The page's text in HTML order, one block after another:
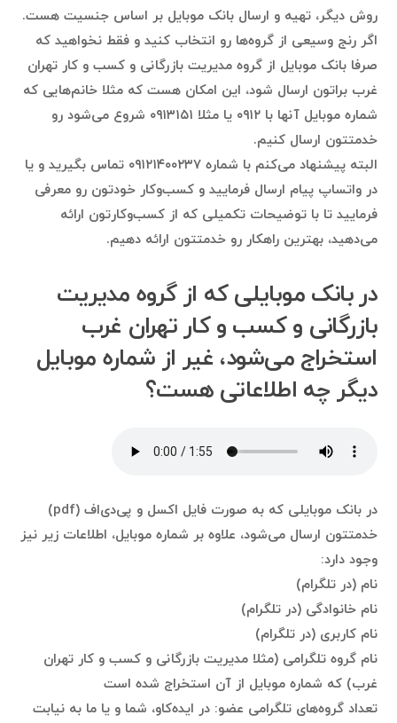
روش دیگر، تهیه و ارسال بانک موبایل بر اساس جنسیت هست.
اگر رنج وسیعی از گروه‌ها رو انتخاب کنید و فقط نخواهید که
صرفا بانک موبایل از گروه مدیریت بازرگانی و کسب و کار تهران
غرب براتون ارسال شود، این امکان هست که مثلا خانم‌هایی که
شماره موبایل آنها با ۰۹۱۲ یا مثلا ۰۹۱۳۱۵۱ شروع می‌شود رو
خدمتتون ارسال کنیم.
البته پیشنهاد می‌کنم با شماره ۰۹۱۲۱۴۰۰۲۳۷ تماس بگیرید و یا
در واتساپ پیام ارسال فرمایید و کسب‌وکار خودتون رو معرفی
فرمایید تا با توضیحات تکمیلی که از کسب‌وکارتون ارائه
می‌دهید، بهترین راهکار رو خدمتتون ارائه دهیم.
در بانک موبایلی که از گروه مدیریت
بازرگانی و کسب و کار تهران غرب
استخراج می‌شود، غیر از شماره موبایل
دیگر چه اطلاعاتی هست؟
در بانک موبایلی که به صورت فایل اکسل و پی‌دی‌اف (pdf)
خدمتتون ارسال می‌شود، علاوه بر شماره موبایل، اطلاعات زیر نیز
وجود دارد:
نام (در تلگرام)
نام خانوادگی (در تلگرام)
نام کاربری (در تلگرام)
نام گروه تلگرامی (مثلا مدیریت بازرگانی و کسب و کار تهران
غرب) که شماره موبایل از آن استخراج شده است
تعداد گروه‌های تلگرامی عضو: در ایده‌کاو، شما و یا ما به نیابت